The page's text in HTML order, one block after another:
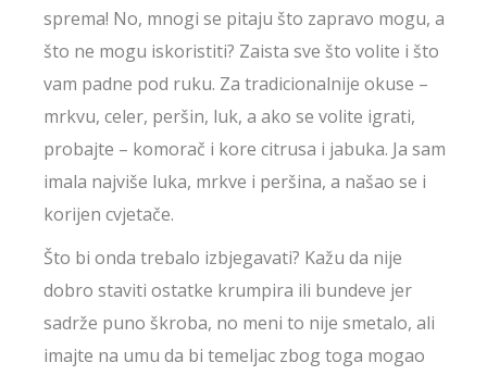
sprema! No, mnogi se pitaju što zapravo mogu, a
što ne mogu iskoristiti? Zaista sve što volite i što
vam padne pod ruku. Za tradicionalnije okuse –
mrkvu, celer, peršin, luk, a ako se volite igrati,
probajte – komorač i kore citrusa i jabuka. Ja sam
imala najviše luka, mrkve i peršina, a našao se i
korijen cvjetače.
Što bi onda trebalo izbjegavati? Kažu da nije
dobro staviti ostatke krumpira ili bundeve jer
sadrže puno škroba, no meni to nije smetalo, ali
imajte na umu da bi temeljac zbog toga mogao